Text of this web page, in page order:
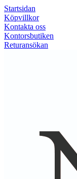
Startsidan
Köpvillkor
Kontakta oss
Kontorsbutiken
Returansökan